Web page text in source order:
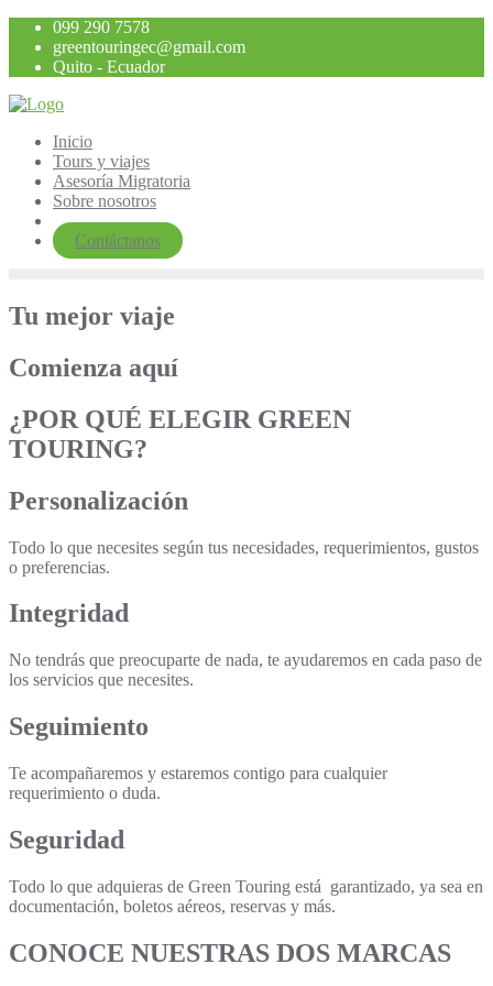
Saltar
contenido
099 290 7578
greentouringec@gmail.com
Quito - Ecuador
Inicio
Tours y viajes
Asesoría Migratoria
Sobre nosotros
Contáctanos
Tu mejor viaje
Comienza aquí
¿POR QUÉ ELEGIR GREEN
TOURING?
Personalización
Todo lo que necesites según tus necesidades, requerimientos, gustos
o preferencias.
Integridad
No tendrás que preocuparte de nada, te ayudaremos en cada paso de
los servicios que necesites.
Seguimiento
Te acompañaremos y estaremos contigo para cualquier
requerimiento o duda.
Seguridad
Todo lo que adquieras de Green Touring está garantizado, ya sea en
documentación, boletos aéreos, reservas y más.
CONOCE NUESTRAS DOS MARCAS